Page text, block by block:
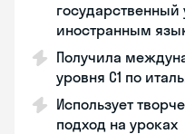
государственный
иностранным
Получила
уровня С1 по
Использует
подход на уроках